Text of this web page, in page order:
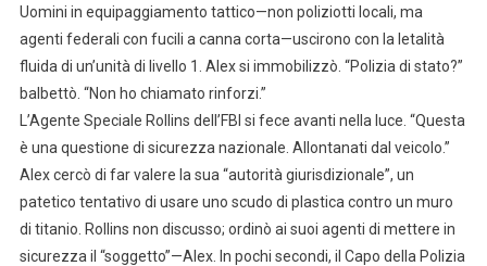
Uomini in equipaggiamento tattico—non poliziotti locali, ma
agenti federali con fucili a canna corta—uscirono con la letalità
fluida di un’unità di livello 1. Alex si immobilizzò. “Polizia di stato?”
balbettò. “Non ho chiamato rinforzi.”
L’Agente Speciale Rollins dell’FBI si fece avanti nella luce. “Questa
è una questione di sicurezza nazionale. Allontanati dal veicolo.”
Alex cercò di far valere la sua “autorità giurisdizionale”, un
patetico tentativo di usare uno scudo di plastica contro un muro
di titanio. Rollins non discusso; ordinò ai suoi agenti di mettere in
sicurezza il “soggetto”—Alex. In pochi secondi, il Capo della Polizia